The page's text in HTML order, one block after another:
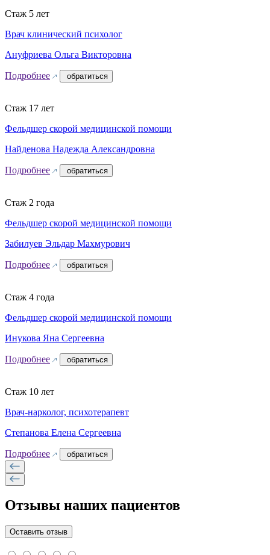
Стаж 5 лет
Врач клинический психолог
Ануфриева Ольга Викторовна
Подробнее обратиться
Стаж 17 лет
Фельдшер скорой медицинской помощи
Найденова Надежда Александровна
Подробнее обратиться
Стаж 2 года
Фельдшер скорой медицинской помощи
Забилуев Эльдар Махмурович
Подробнее обратиться
Стаж 4 года
Фельдшер скорой медицинской помощи
Инукова Яна Сергеевна
Подробнее обратиться
Стаж 10 лет
Врач-нарколог, психотерапевт
Степанова Елена Сергеевна
Подробнее обратиться
Отзывы наших пациентов
Оставить отзыв